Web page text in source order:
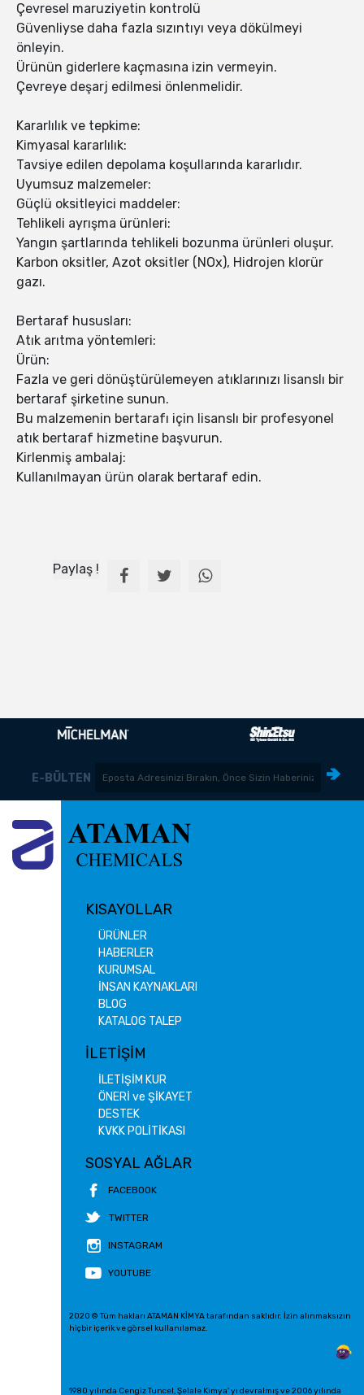
Çevresel maruziyetin kontrolü
Güvenliyse daha fazla sızıntıyı veya dökülmeyi
önleyin.
Ürünün giderlere kaçmasına izin vermeyin.
Çevreye deşarj edilmesi önlenmelidir.
Kararlılık ve tepkime:
Kimyasal kararlılık:
Tavsiye edilen depolama koşullarında kararlıdır.
Uyumsuz malzemeler:
Güçlü oksitleyici maddeler:
Tehlikeli ayrışma ürünleri:
Yangın şartlarında tehlikeli bozunma ürünleri oluşur.
Karbon oksitler, Azot oksitler (NOx), Hidrojen klorür
gazı.
Bertaraf hususları:
Atık arıtma yöntemleri:
Ürün:
Fazla ve geri dönüştürülemeyen atıklarınızı lisanslı bir
bertaraf şirketine sunun.
Bu malzemenin bertarafı için lisanslı bir profesyonel
atık bertaraf hizmetine başvurun.
Kirlenmiş ambalaj:
Kullanılmayan ürün olarak bertaraf edin.
Paylaş !
E-BÜLTEN
KISAYOLLAR
ÜRÜNLER
HABERLER
KURUMSAL
İNSAN KAYNAKLARI
BLOG
KATALOG TALEP
İLETİŞİM
İLETİŞİM KUR
ÖNERİ ve ŞİKAYET
DESTEK
KVKK POLİTİKASI
SOSYAL AĞLAR
FACEBOOK
TWITTER
INSTAGRAM
YOUTUBE
2020 © Tüm hakları ATAMAN KİMYA tarafından saklıdır. İzin alınmaksızın
hiçbir içerik ve görsel kullanılamaz.
1980 yılında Cengiz Tuncel, Şelale Kimya' yı devralmış ve 2006 yılında